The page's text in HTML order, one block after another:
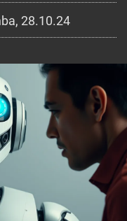
28.10.24